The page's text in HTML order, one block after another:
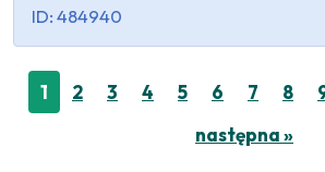
ID: 484940
1 2 3 4 5 6 7 8
następna »